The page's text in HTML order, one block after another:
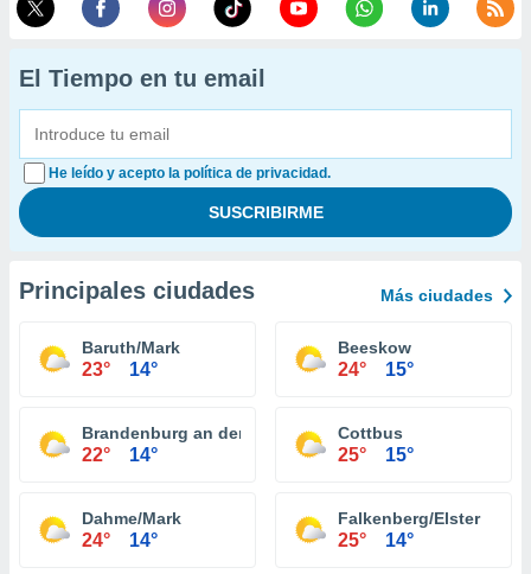
El Tiempo en tu email
He leído y acepto la política de privacidad.
Principales ciudades Más ciudades
Baruth/Mark
23° 14°
Beeskow
24° 15°
Brandenburg an der Havel
22° 14°
Cottbus
25° 15°
Dahme/Mark
24° 14°
Falkenberg/Elster
25° 14°